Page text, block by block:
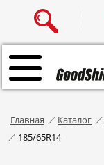
Главная Каталог
185/65R14